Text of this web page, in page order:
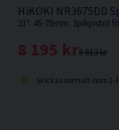
HiKOKI NR3675DD
9 613 kr
8 195 kr
Skickas normalt inom 1-